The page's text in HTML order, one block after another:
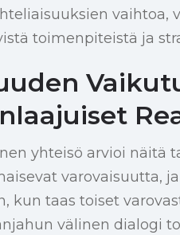
vaihtoa,
toimenpiteistä ja
yhteisö arvioi näitä
varovaisuutta,
kun taas toiset
välinen dialogi